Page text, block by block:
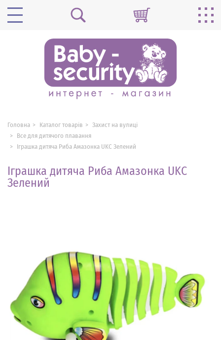
Головна Каталог товарів
Захист на вулиці
Все для дитячого плавання
Іграшка дитяча Риба Амазонка UKC Зелений
Іграшка дитяча Риба Амазонка UKC
Зелений